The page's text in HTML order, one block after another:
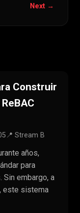
Next →
Construir
📍 Stream B
años,
para
Sin embargo, a
este sistema